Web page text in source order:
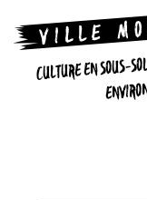
CULTURE EN SOUS-